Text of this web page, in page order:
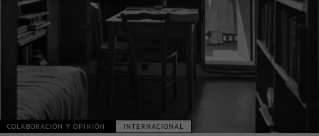
COLABORACIÓN Y OPINIÓN INTERNACIONAL